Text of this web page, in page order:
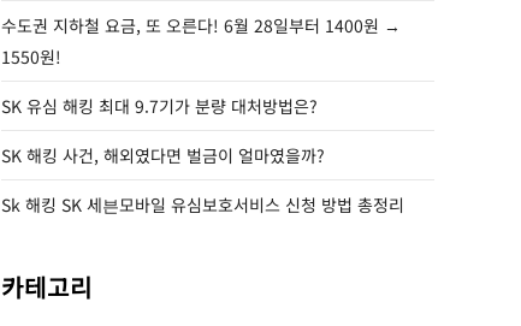
수도권 지하철 요금, 또 오른다! 6월 28일부터 1400원 →
1550원!
SK 유심 해킹 최대 9.7기가 분량 대처방법은?
SK 해킹 사건, 해외였다면 벌금이 얼마였을까?
Sk 해킹 SK 세븐모바일 유심보호서비스 신청 방법 총정리
카테고리